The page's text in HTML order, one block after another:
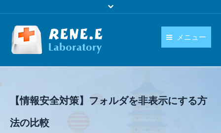
メニュー
日本語
【情報安全対策】フォルダを非表示にする方
法の比較